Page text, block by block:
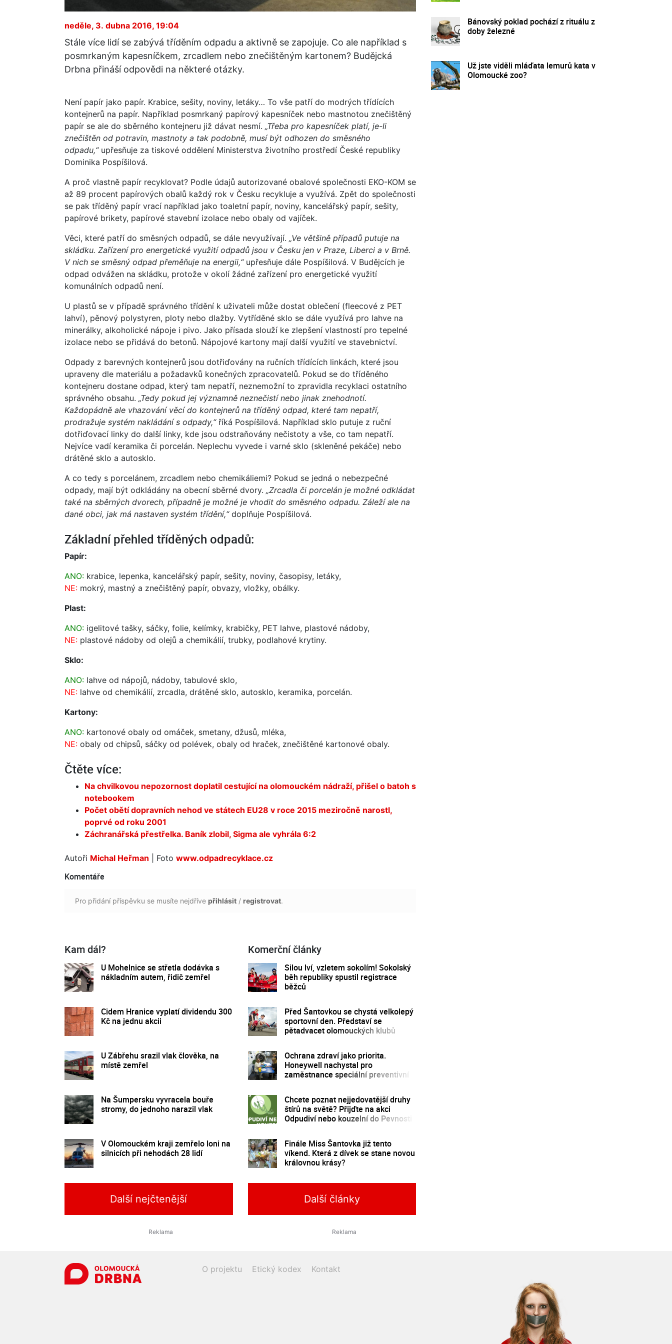
neděle, 3. dubna 2016, 19:04
Stále více lidí se zabývá tříděním odpadu a aktivně se zapojuje. Co ale například s
posmrkaným kapesníčkem, zrcadlem nebo znečištěným kartonem? Budějcká
Drbna přináší odpovědi na některé otázky.
Není papír jako papír. Krabice, sešity, noviny, letáky… To vše patří do modrých třídících
kontejnerů na papír. Například posmrkaný papírový kapesníček nebo mastnotou znečištěný
papír se ale do sběrného kontejneru již dávat nesmí. „Třeba pro kapesníček platí, je-li
znečištěn od potravin, mastnoty a tak podobně, musí být odhozen do směsného
odpadu,“upřesňuje za tiskové oddělení Ministerstva životního prostředí České republiky
Dominika Pospíšilová.
A proč vlastně papír recyklovat? Podle údajů autorizované obalové společnosti EKO-KOM se
až 89 procent papírových obalů každý rok v Česku recykluje a využívá. Zpět do společnosti
se pak tříděný papír vrací například jako toaletní papír, noviny, kancelářský papír, sešity,
papírové brikety, papírové stavební izolace nebo obaly od vajíček.
Věci, které patří do směsných odpadů, se dále nevyužívají. „Ve většině případů putuje na
skládku. Zařízení pro energetické využití odpadů jsou v Česku jen v Praze, Liberci a v Brně.
V nich se směsný odpad přeměňuje na energii,“ upřesňuje dále Pospíšilová. V Budějcích je
odpad odvážen na skládku, protože v okolí žádné zařízení pro energetické využití
komunálních odpadů není.
U plastů se v případě správného třídění k uživateli může dostat oblečení (fleecové z PET
lahví), pěnový polystyren, ploty nebo dlažby. Vytříděné sklo se dále využívá pro lahve na
minerálky, alkoholické nápoje i pivo. Jako přísada slouží ke zlepšení vlastností pro tepelné
izolace nebo se přidává do betonů. Nápojové kartony mají další využití ve stavebnictví.
Odpady z barevných kontejnerů jsou dotřiďovány na ručních třídících linkách, které jsou
upraveny dle materiálu a požadavků konečných zpracovatelů. Pokud se do tříděného
kontejneru dostane odpad, který tam nepatří, neznemožní to zpravidla recyklaci ostatního
správného obsahu. „Tedy pokud jej významně neznečistí nebo jinak znehodnotí.
Každopádně ale vhazování věcí do kontejnerů na tříděný odpad, které tam nepatří,
prodražuje systém nakládání s odpady,“říká Pospíšilová. Například sklo putuje z ruční
dotřiďovací linky do další linky, kde jsou odstraňovány nečistoty a vše, co tam nepatří.
Nejvíce vadí keramika či porcelán. Neplechu vyvede i varné sklo (skleněné pekáče) nebo
drátěné sklo a autosklo.
A co tedy s porcelánem, zrcadlem nebo chemikáliemi? Pokud se jedná o nebezpečné
odpady, mají být odkládány na obecní sběrné dvory. „Zrcadla či porcelán je možné odkládat
také na sběrných dvorech, případně je možné je vhodit do směsného odpadu. Záleží ale na
dané obci, jak má nastaven systém třídění,“doplňuje Pospíšilová.
Základní přehled tříděných odpadů:
Papír:
ANO: krabice, lepenka, kancelářský papír, sešity, noviny, časopisy, letáky,
NE: mokrý, mastný a znečištěný papír, obvazy, vložky, obálky.
Plast:
ANO: igelitové tašky, sáčky, folie, kelímky, krabičky, PET lahve, plastové nádoby,
NE: plastové nádoby od olejů a chemikálií, trubky, podlahové krytiny.
Sklo:
ANO: lahve od nápojů, nádoby, tabulové sklo,
NE: lahve od chemikálií, zrcadla, drátěné sklo, autosklo, keramika, porcelán.
Kartony:
ANO: kartonové obaly od omáček, smetany, džusů, mléka,
NE: obaly od chipsů, sáčky od polévek, obaly od hraček, znečištěné kartonové obaly.
Čtěte více:
Na chvilkovou nepozornost doplatil cestující na olomouckém nádraží, přišel o batoh s
notebookem
Počet obětí dopravních nehod ve státech EU28 v roce 2015 meziročně narostl,
poprvé od roku 2001
Záchranářská přestřelka. Baník zlobil, Sigma ale vyhrála 6:2
Autoři Michal Heřman | Foto www.odpadrecyklace.cz
Komentáře
Pro přidání příspěvku se musíte nejdříve přihlásit / registrovat.
Kam dál?
U Mohelnice se střetla dodávka s
nákladním autem, řidič zemřel
Cidem Hranice vyplatí dividendu 300
Kč na jednu akcii
U Zábřehu srazil vlak člověka, na
místě zemřel
Na Šumpersku vyvracela bouře
stromy, do jednoho narazil vlak
V Olomouckém kraji zemřelo loni na
silnicích při nehodách 28 lidí
Komerční články
Silou lví, vzletem sokolím! Sokolský
běh republiky spustil registrace
běžců
Před Šantovkou se chystá velkolepý
sportovní den. Představí se
pětadvacet olomouckých klubů
Ochrana zdraví jako priorita.
Honeywell nachystal pro
zaměstnance speciální preventivní
Chcete poznat nejjedovatější druhy
štírů na světě? Přijďte na akci
Odpudiví nebo kouzelní do Pevnosti
Finále Miss Šantovka již tento
víkend. Která z dívek se stane novou
královnou krásy?
Další nejčtenější Další články
Bánovský poklad pochází z rituálu z
doby železné
Už jste viděli mláďata lemurů kata v
Olomoucké zoo?
O projektu Etický kodex Kontakt